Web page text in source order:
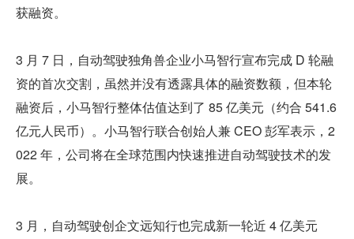
获融资。
3 月 7 日，自动驾驶独角兽企业小马智行宣布完成 D 轮融
资的首次交割，虽然并没有透露具体的融资数额，但本轮
融资后，小马智行整体估值达到了 85 亿美元（约合 541.6
亿元人民币）。小马智行联合创始人兼 CEO 彭军表示，2
022 年，公司将在全球范围内快速推进自动驾驶技术的发
展。
3 月，自动驾驶创企文远知行也完成新一轮近 4 亿美元